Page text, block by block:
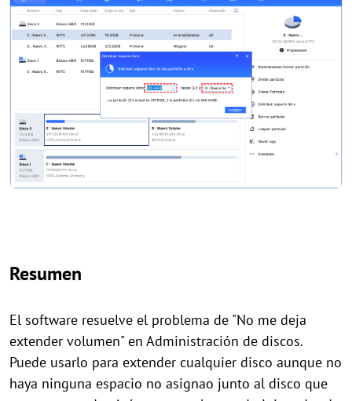
Resumen
El software resuelve el problema de "No me deja
extender volumen" en Administración de discos.
Puede usarlo para extender cualquier disco aunque no
haya ninguna espacio no asignao junto al disco que